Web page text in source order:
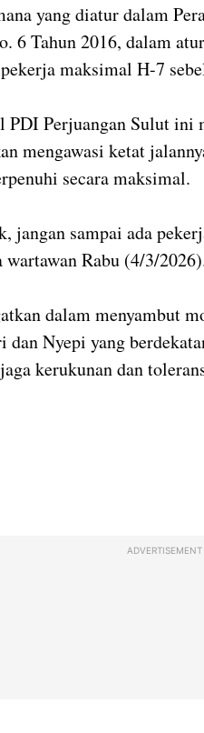
yang diatur dalam
6 Tahun 2016, dalam
maksimal H-7
PDI Perjuangan Sulut ini
mengawasi ketat
secara maksimal.
jangan sampai ada
wartawan Rabu (4/3/
dalam menyambut
dan Nyepi yang
kerukunan dan
ADVERTISEMENT